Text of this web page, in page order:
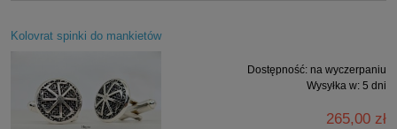
Kolovrat spinki do mankietów
Dostępność: na wyczerpaniu
Wysyłka w: 5 dni
265,00 zł